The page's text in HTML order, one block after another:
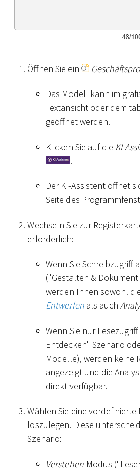
Öffnen Sie ein
Das Modell kann im
Textansicht oder dem
geöffnet werden.
Klicken Sie auf die KI-
.
Der KI-Assistent öffnet
Seite des
Wechseln Sie zur
erforderlich:
Wenn Sie Schreibzugriff
("Gestalten &
werden Ihnen sowohl
Entwerfen als auch
Wenn Sie nur
Entdecken" Szenario
Modelle), werden keine
angezeigt und die
direkt verfügbar.
Wählen Sie eine vordefinierte
loszulegen. Diese
Szenario:
Verstehen-Modus